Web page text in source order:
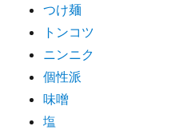
つけ麺
トンコツ
ニンニク
個性派
味噌
塩